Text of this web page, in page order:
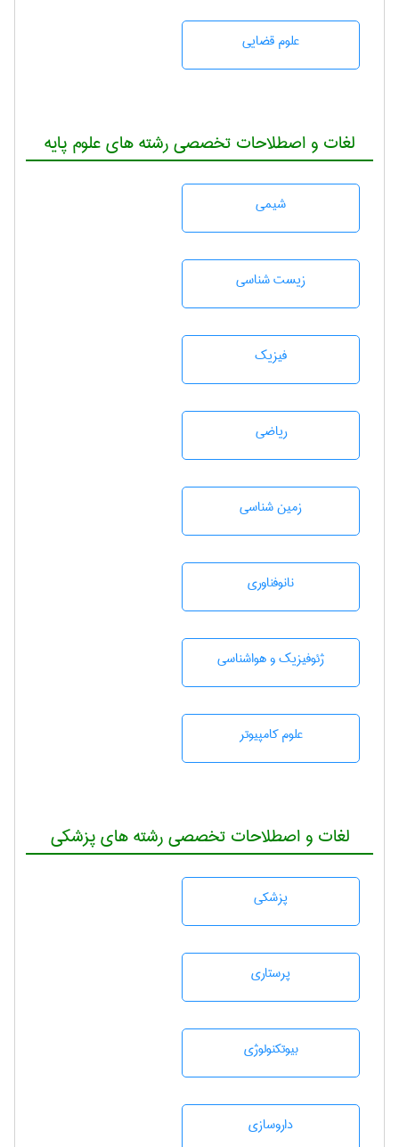
علوم قضایی
لغات و اصطلاحات تخصصی رشته های علوم پایه
شيمی
زيست شناسی
فیزیک
رياضی
زمين شناسی
نانوفناوری
ژئوفيزيك و هواشناسی
علوم کامپیوتر
لغات و اصطلاحات تخصصی رشته های پزشکی
پزشكی
پرستاری
بيوتكنولوژی
داروسازی